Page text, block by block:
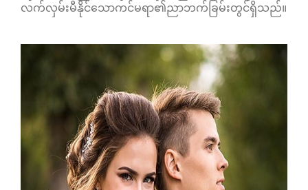
လက်လှမ်းမီနိုင်သောကင်မရာ၏ညာဘက်ခြမ်းတွင်ရှိသည်။